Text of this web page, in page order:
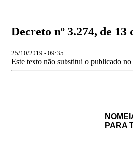
Decreto nº 3.274, de 13
25/10/2019 - 09:35
Este texto não substitui o publicado
PARA